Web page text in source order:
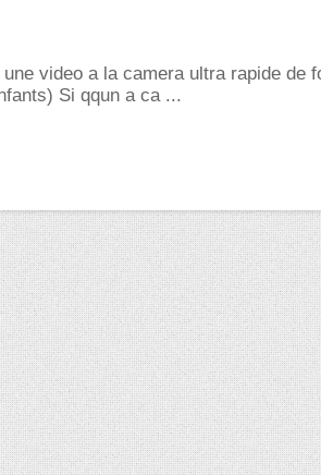
video a la camera ultra rapide de
Si qqun a ca ...